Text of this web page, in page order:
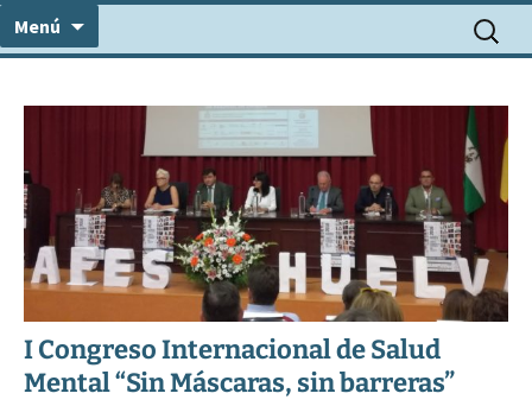
Saltar
al Consulta Dr. Álvarez
Centro Médico Psicosomático
Menú Buscar:
I Congreso Internacional de Salud
Mental “Sin Máscaras, sin barreras”